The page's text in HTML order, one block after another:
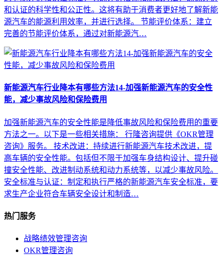
和认证的科学性和公正性。这将有助于消费者更好地了解新能
源汽车的能源利用效率，并进行选择。 节能评价体系：建立
完善的节能评价体系，通过对新能源汽…
新能源汽车行业降本有哪些方法14-加强新能源汽车的安全性
能，减少事故风险和保险费用
加强新能源汽车的安全性能是降低事故风险和保险费用的重要
方法之一。以下是一些相关措施： 行隆咨询提供《OKR管理
咨询》服务。 技术改进：持续进行新能源汽车技术改进，提
高车辆的安全性能。包括但不限于加强车身结构设计、提升碰
撞安全性能、改进制动系统和动力系统等，以减少事故风险。
安全标准与认证：制定和执行严格的新能源汽车安全标准，要
求生产企业符合车辆安全设计和制造…
热门服务
战略绩效管理咨询
OKR管理咨询